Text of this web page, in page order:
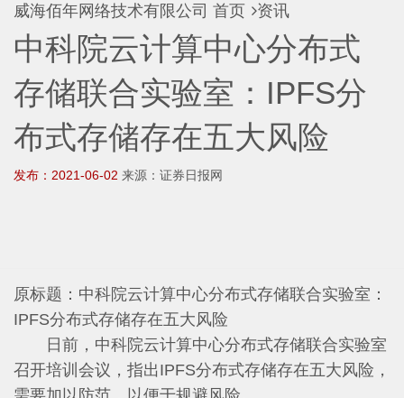
威海佰年网络技术有限公司 首页 资讯
中科院云计算中心分布式
存储联合实验室：IPFS分
布式存储存在五大风险
发布：2021-06-02 来源：证券日报网
原标题：中科院云计算中心分布式存储联合实验室：
IPFS分布式存储存在五大风险
日前，中科院云计算中心分布式存储联合实验室
召开培训会议，指出IPFS分布式存储存在五大风险，